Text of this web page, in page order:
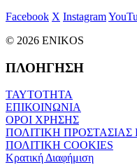
Facebook X Instagram
© 2026 ENIKOS
ΠΛΟΗΓΗΣΗ
ΤΑΥΤΟΤΗΤΑ
ΕΠΙΚΟΙΝΩΝΙΑ
ΟΡΟΙ ΧΡΗΣΗΣ
ΠΟΛΙΤΙΚΗ
ΠΟΛΙΤΙΚΗ COOKIES
Κρατική Διαφήμιση